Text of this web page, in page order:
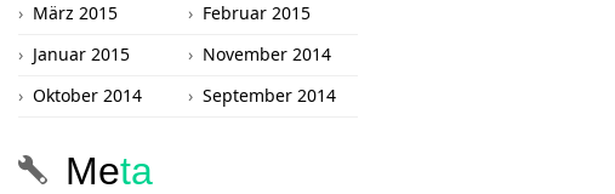
März 2015
Februar 2015
Januar 2015
November 2014
Oktober 2014
September 2014
Meta